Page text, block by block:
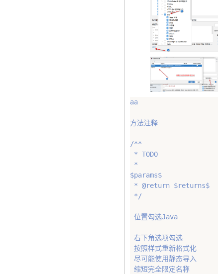
aa
方法注释
/**
* TODO
*
$params$
* @return $returns$
*/
位置勾选Java
右下角选项勾选
按照样式重新格式化
尽可能使用静态导入
缩短完全限定名称